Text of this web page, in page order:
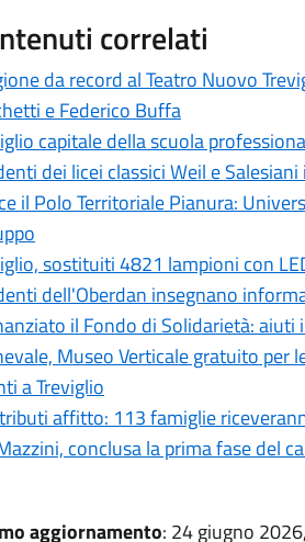
correlati
da record al Teatro Nuovo
e Federico Buffa
capitale della scuola
dei licei classici Weil e
il Polo Territoriale Pianura:
sostituiti 4821 lampioni con
dell'Oberdan insegnano
il Fondo di Solidarietà:
Museo Verticale gratuito per
a Treviglio
affitto: 113 famiglie
conclusa la prima fase del
aggiornamento: 24 giugno